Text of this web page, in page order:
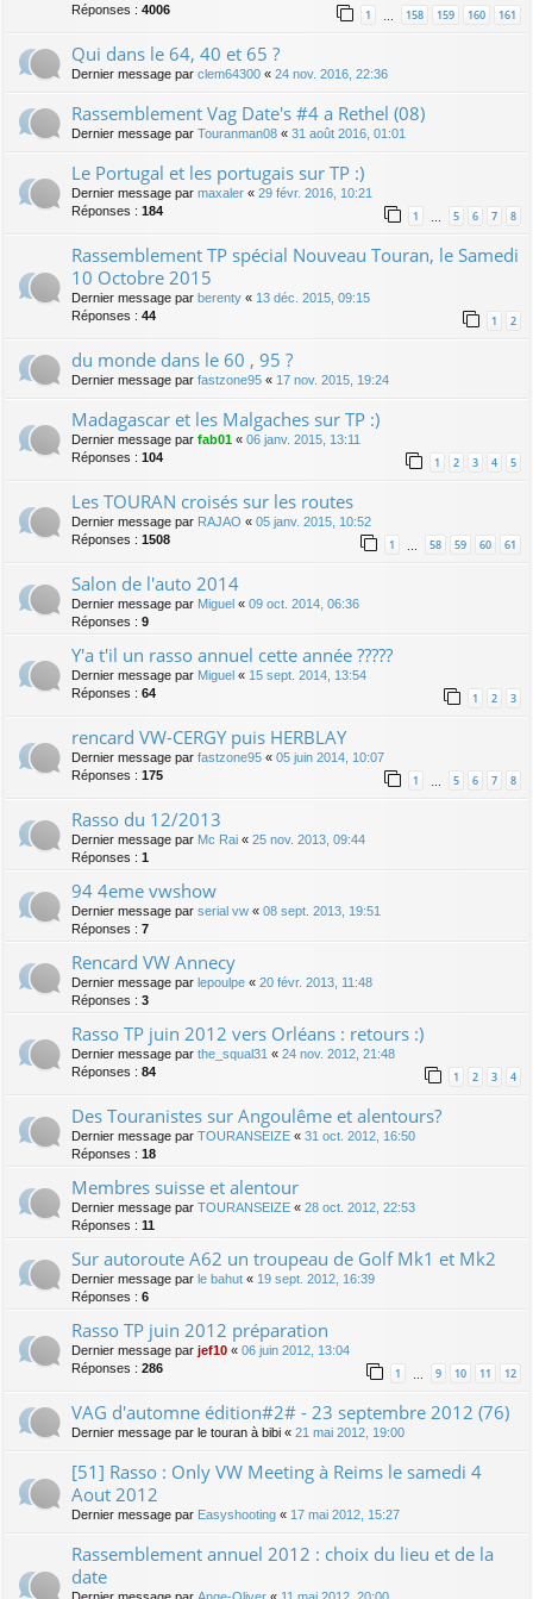
Réponses : 4006 1 158 159 160 161
Qui dans le 64, 40 et 65 ?
Dernier message par clem64300 « 24 nov. 2016, 22:36
Rassemblement Vag Date's #4 a Rethel (08)
Dernier message par Touranman08 « 31 août 2016, 01:01
Le Portugal et les portugais sur TP :)
Dernier message par maxaler « 29 févr. 2016, 10:21
Réponses : 184 1 5 6 7 8
Rassemblement TP spécial Nouveau Touran, le Samedi
10 Octobre 2015
Dernier message par berenty « 13 déc. 2015, 09:15
Réponses : 44 1 2
du monde dans le 60 , 95 ?
Dernier message par fastzone95 « 17 nov. 2015, 19:24
Madagascar et les Malgaches sur TP :)
Dernier message par fab01 « 06 janv. 2015, 13:11
Réponses : 104 1 2 3 4 5
Les TOURAN croisés sur les routes
Dernier message par RAJAO « 05 janv. 2015, 10:52
Réponses : 1508 1 58 59 60 61
Salon de l'auto 2014
Dernier message par Miguel « 09 oct. 2014, 06:36
Réponses : 9
Y'a t'il un rasso annuel cette année ?????
Dernier message par Miguel « 15 sept. 2014, 13:54
Réponses : 64 1 2 3
rencard VW-CERGY puis HERBLAY
Dernier message par fastzone95 « 05 juin 2014, 10:07
Réponses : 175 1 … 5 6 7 8
Rasso du 12/2013
Dernier message par Mc Rai « 25 nov. 2013, 09:44
Réponses : 1
94 4eme vwshow
Dernier message par serial vw « 08 sept. 2013, 19:51
Réponses : 7
Rencard VW Annecy
Dernier message par lepoulpe « 20 févr. 2013, 11:48
Réponses : 3
Rasso TP juin 2012 vers Orléans : retours :)
Dernier message par the_squal31 « 24 nov. 2012, 21:48
Réponses : 84 1 2 3 4
Des Touranistes sur Angoulême et alentours?
Dernier message par TOURANSEIZE « 31 oct. 2012, 16:50
Réponses : 18
Membres suisse et alentour
Dernier message par TOURANSEIZE « 28 oct. 2012, 22:53
Réponses : 11
Sur autoroute A62 un troupeau de Golf Mk1 et Mk2
Dernier message par le bahut « 19 sept. 2012, 16:39
Réponses : 6
Rasso TP juin 2012 préparation
Dernier message par jef10 « 06 juin 2012, 13:04
Réponses : 286 1 … 9 10 11 12
VAG d'automne édition#2# - 23 septembre 2012 (76)
Dernier message par le touran à bibi « 21 mai 2012, 19:00
[51] Rasso : Only VW Meeting à Reims le samedi 4
Aout 2012
Dernier message par Easyshooting « 17 mai 2012, 15:27
Rassemblement annuel 2012 : choix du lieu et de la
date